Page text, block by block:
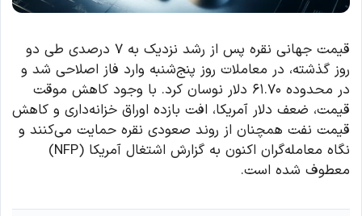
قیمت جهانی نقره پس از رشد نزدیک به ۷ درصدی طی دو
روز گذشته، در معاملات روز پنج‌شنبه وارد فاز اصلاحی شد و
در محدوده ۶۱.۷۰ دلار نوسان کرد. با وجود کاهش موقت
قیمت، ضعف دلار آمریکا، افت بازده اوراق خزانه‌داری و کاهش
قیمت نفت همچنان از روند صعودی نقره حمایت می‌کنند و
نگاه معامله‌گران اکنون به گزارش اشتغال آمریکا (NFP)
معطوف شده است.